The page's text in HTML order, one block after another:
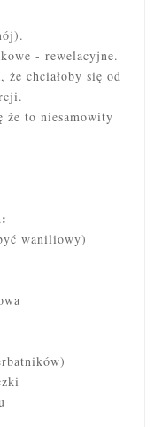
- rewelacyjne.
że chciałoby się od
że to niesamowity
waniliowy)